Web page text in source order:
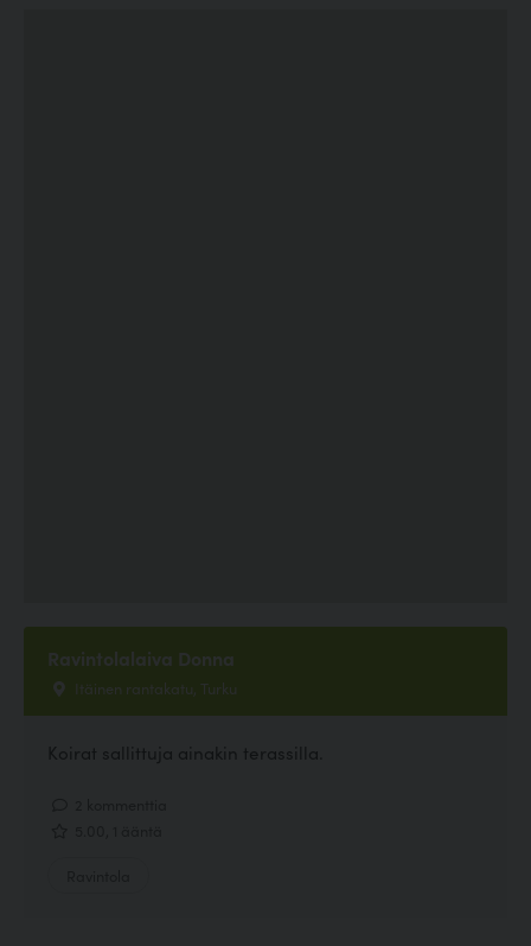
Ravintolalaiva Donna
Itäinen rantakatu, Turku
Koirat sallittuja ainakin terassilla.